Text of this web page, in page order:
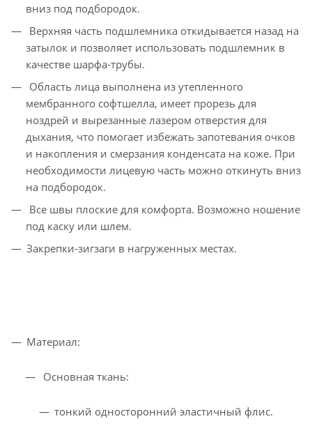
вниз под подбородок.
Верхняя часть подшлемника откидывается назад на
затылок и позволяет использовать подшлемник в
качестве шарфа-трубы.
Область лица выполнена из утепленного
мембранного софтшелла, имеет прорезь для
ноздрей и вырезанные лазером отверстия для
дыхания, что помогает избежать запотевания очков
и накопления и смерзания конденсата на коже. При
необходимости лицевую часть можно откинуть вниз
на подбородок.
Все швы плоские для комфорта. Возможно ношение
под каску или шлем.
Закрепки-зигзаги в нагруженных местах.
Материал:
Основная ткань:
тонкий односторонний эластичный флис.